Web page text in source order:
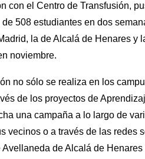
con el Centro de Transfusión,
508 estudiantes en dos
la de Alcalá de Henares y
noviembre.
no sólo se realiza en los
de los proyectos de
una campaña a lo largo de
vecinos o a través de las redes
de Alcalá de